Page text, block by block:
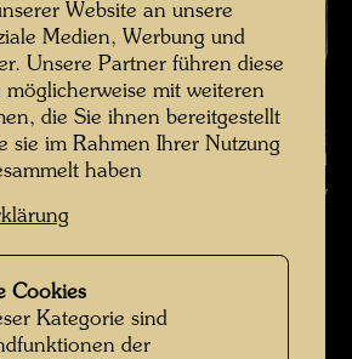
Hundertwasserhaus , Fotograf: Gerhard
Krömer © Hundertwasser Archiv
öffnen
Website an unsere
Medien, Werbung und
Unsere Partner führen diese
mit weiteren
die Sie ihnen bereitgestellt
sie im Rahmen Ihrer Nutzung
haben
Cookies
Kategorie sind
der